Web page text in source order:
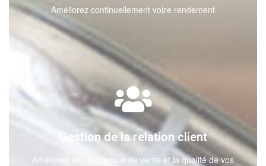
Améliorez continuellement votre rendement
Gestion de la relation client
Améliorez vos processus de vente et la qualité de vos